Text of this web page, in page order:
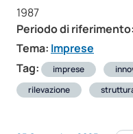
1987
Periodo di riferimento:
Tema: Imprese
Tag:
imprese
rilevazione